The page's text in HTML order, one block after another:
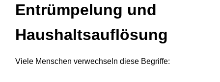
Entrümpelung und
Haushaltsauflösung
Viele Menschen verwechseln diese Begriffe: